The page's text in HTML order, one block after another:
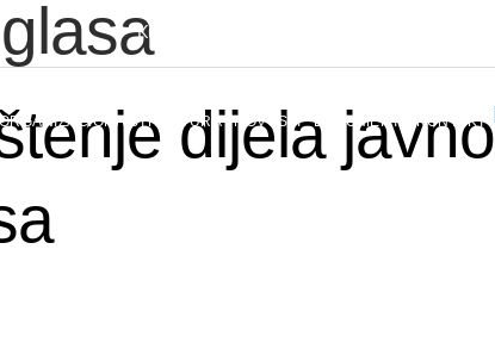
Kulina bana bb, 75300 Lukavac
ORGANIZACIONA STRUKTURA NOVOSTI DOKUMENTI KONTAKT
dijela